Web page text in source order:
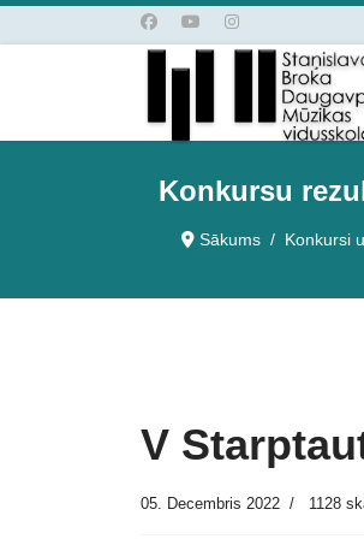
Konkursu
Sākums Konkursi
V
05. Decembris 2022 1128